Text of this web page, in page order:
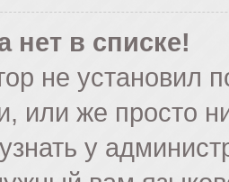
нет в списке!
не установил
или же просто
у